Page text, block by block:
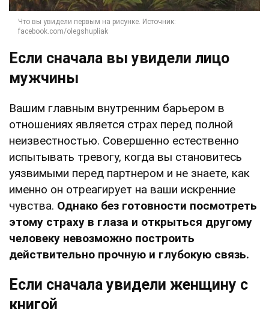
Если сначала вы увидели лицо
мужчины
Вашим главным внутренним барьером в
отношениях является страх перед полной
неизвестностью. Совершенно естественно
испытывать тревогу, когда вы становитесь
уязвимыми перед партнером и не знаете, как
именно он отреагирует на ваши искренние
чувства. Однако без готовности посмотреть
этому страху в глаза и открыться другому
человеку невозможно построить
действительно прочную и глубокую связь.
Если сначала увидели женщину с
книгой